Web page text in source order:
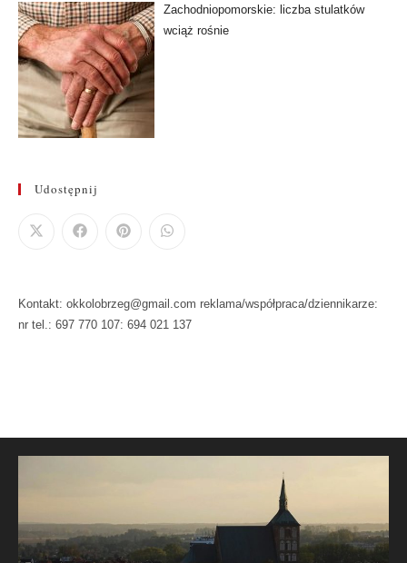
Zachodniopomorskie: liczba stulatków
wciąż rośnie
Udostępnij
Kontakt: okkolobrzeg@gmail.com reklama/współpraca/dziennikarze:
nr tel.: 697 770 107: 694 021 137